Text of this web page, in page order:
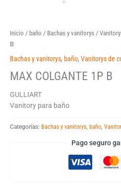
Inicio / baño / Bachas y vanitorys /
B
Bachas y vanitorys, baño, Vanitorys de
MAX COLGANTE 1P B
GULLIART
Vanitory para baño
Categorías: Bachas y vanitorys baño
Pago seguro